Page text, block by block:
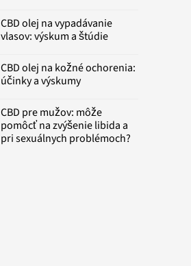
CBD olej na vypadávanie
vlasov: výskum a štúdie
CBD olej na kožné ochorenia:
účinky a výskumy
CBD pre mužov: môže
pomôcť na zvýšenie libida a
pri sexuálnych problémoch?